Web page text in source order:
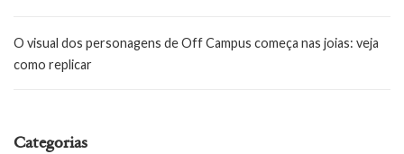
O visual dos personagens de Off Campus começa nas joias: veja
como replicar
Categorias